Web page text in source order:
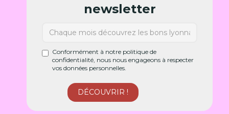
newsletter
Conformément à notre politique de
confidentialité, nous nous engageons à respecter
vos données personnelles.